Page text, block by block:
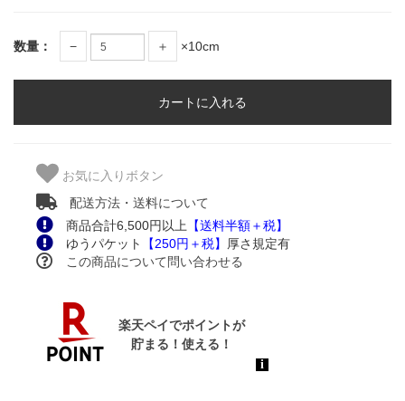
数量： − ＋ ×10cm
お気に入りボタン
配送方法・送料について
商品合計6,500円以上
【送料半額＋税】
ゆうパケット
【250円＋税】
厚さ規定有
この商品について問い合わせる